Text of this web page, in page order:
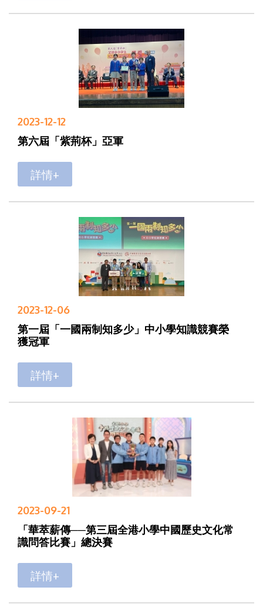
2023-12-12
第六屆「紫荊杯」亞軍
詳情+
2023-12-06
第一屆「一國兩制知多少」中小學知識競賽榮
獲冠軍
詳情+
2023-09-21
「華萃薪傳──第三屆全港小學中國歷史文化常
識問答比賽」總決賽
詳情+